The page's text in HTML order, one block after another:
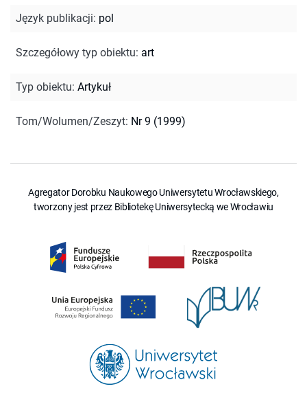
Język publikacji: pol
Szczegółowy typ obiektu: art
Typ obiektu: Artykuł
Tom/Wolumen/Zeszyt: Nr 9 (1999)
Agregator Dorobku Naukowego Uniwersytetu Wrocławskiego,
tworzony jest przez Bibliotekę Uniwersytecką we Wrocławiu